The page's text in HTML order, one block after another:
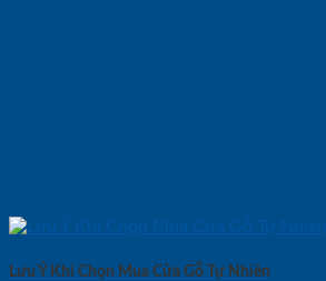
Lưu Ý Khi Chọn Mua Cửa Gỗ Tự Nhiên